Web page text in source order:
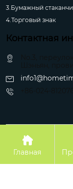
3.Бумажный
4.Торговый знак
Контактная
Авторское

Главная